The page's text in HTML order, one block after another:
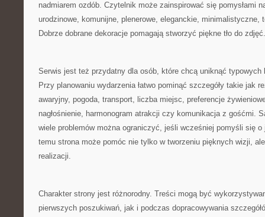
nadmiarem ozdób. Czytelnik może zainspirować się pomysłami
urodzinowe, komunijne, plenerowe, eleganckie, minimalistyczne,
Dobrze dobrane dekoracje pomagają stworzyć piękne tło do zdjęć.
Serwis jest też przydatny dla osób, które chcą uniknąć typowych
Przy planowaniu wydarzenia łatwo pominąć szczegóły takie jak
awaryjny, pogoda, transport, liczba miejsc, preferencje
nagłośnienie, harmonogram atrakcji czy komunikacja z gośćmi.
wiele problemów można ograniczyć, jeśli wcześniej pomyśli się
temu strona może pomóc nie tylko w tworzeniu pięknych wizji,
realizacji.
Charakter strony jest różnorodny. Treści mogą być
pierwszych poszukiwań, jak i podczas dopracowywania